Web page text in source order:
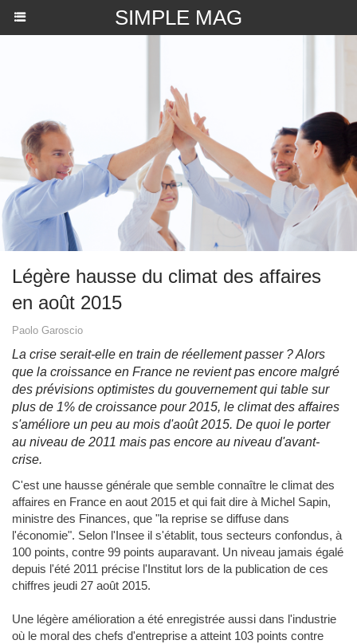
SIMPLE MAG
​Légère hausse du climat des affaires
en août 2015
Paolo Garoscio
La crise serait-elle en train de réellement passer ? Alors
que la croissance en France ne revient pas encore malgré
des prévisions optimistes du gouvernement qui table sur
plus de 1% de croissance pour 2015, le climat des affaires
s'améliore un peu au mois d'août 2015. De quoi le porter
au niveau de 2011 mais pas encore au niveau d'avant-
crise.
C'est une hausse générale que semble connaître le climat des
affaires en France en aout 2015 et qui fait dire à Michel Sapin,
ministre des Finances, que "la reprise se diffuse dans
l'économie". Selon l'Insee il s'établit, tous secteurs confondus, à
100 points, contre 99 points auparavant. Un niveau jamais égalé
depuis l'été 2011 précise l'Institut lors de la publication de ces
chiffres jeudi 27 août 2015.
Une légère amélioration a été enregistrée aussi dans l'industrie
où le moral des chefs d'entreprise a atteint 103 points contre